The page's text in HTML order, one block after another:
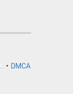
• DMCA